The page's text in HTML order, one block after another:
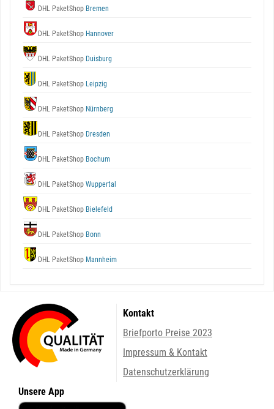
DHL PaketShop Bremen
DHL PaketShop Hannover
DHL PaketShop Duisburg
DHL PaketShop Leipzig
DHL PaketShop Nürnberg
DHL PaketShop Dresden
DHL PaketShop Bochum
DHL PaketShop Wuppertal
DHL PaketShop Bielefeld
DHL PaketShop Bonn
DHL PaketShop Mannheim
Kontakt
Briefporto Preise 2023
Impressum & Kontakt
Datenschutzerklärung
Unsere App